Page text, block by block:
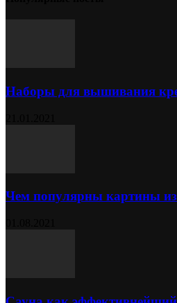
Наборы для вышивания
Чем популярны картины